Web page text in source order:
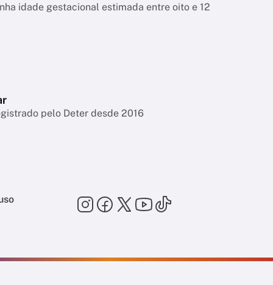
idade gestacional estimada entre oito e 12
pelo Deter desde 2016